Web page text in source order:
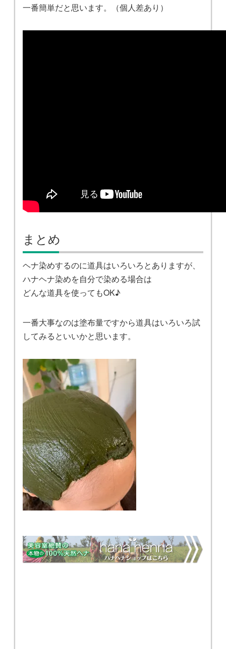
一番簡単だと思います。（個人差あり）
まとめ
ヘナ染めするのに道具はいろいろとありますが、
ハナヘナ染めを自分で染める場合は
どんな道具を使ってもOK♪
一番大事なのは塗布量ですから道具はいろいろ試
してみるといいかと思います。